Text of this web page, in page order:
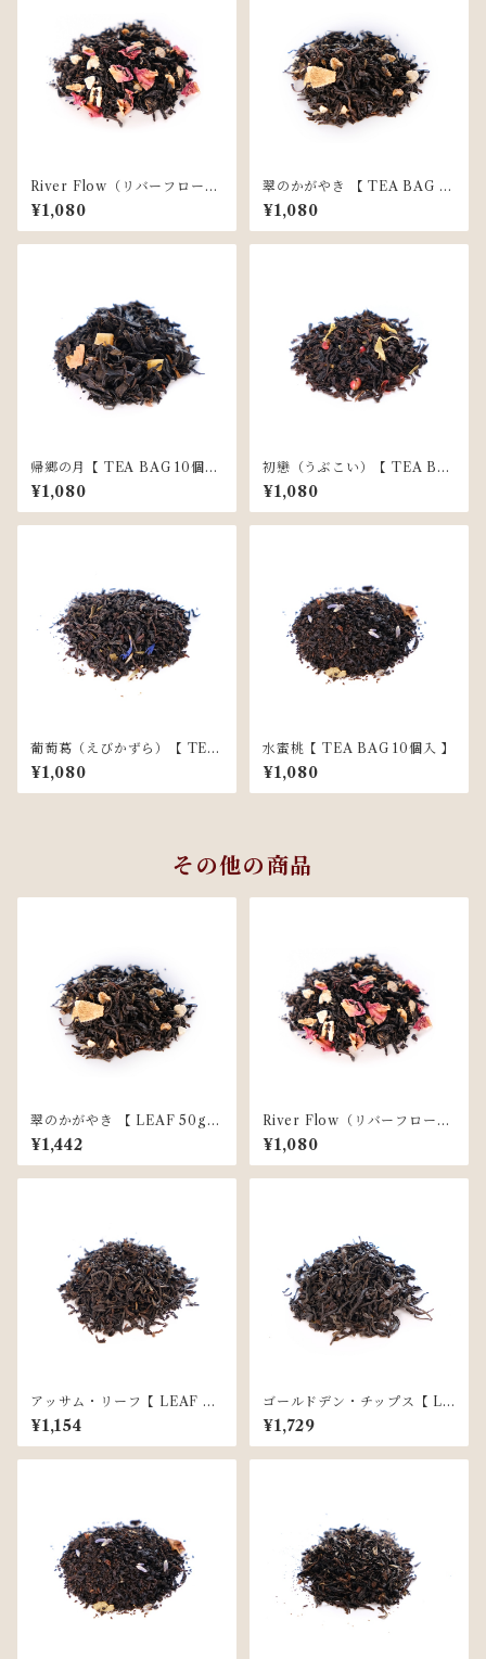
River Flow（リバーフロー）
【 TEA BAG 10個入 】
¥1,080
翠のかがやき 【 TEA BAG 10
個入 】
¥1,080
帰郷の月【 TEA BAG 10個入
】
¥1,080
初戀（うぶこい）【 TEA BA
G 10個入 】
¥1,080
葡萄葛（えびかずら）【 TEA
BAG 10個入 】
¥1,080
水蜜桃【 TEA BAG 10個入 】
¥1,080
その他の商品
翠のかがやき 【 LEAF 50g
】
¥1,442
River Flow（リバーフロー）
【 TEA BAG 10個入 】
¥1,080
アッサム・リーフ【 LEAF 50
g 】
¥1,154
ゴールドデン・チップス【 LE
AF 50g 】
¥1,729